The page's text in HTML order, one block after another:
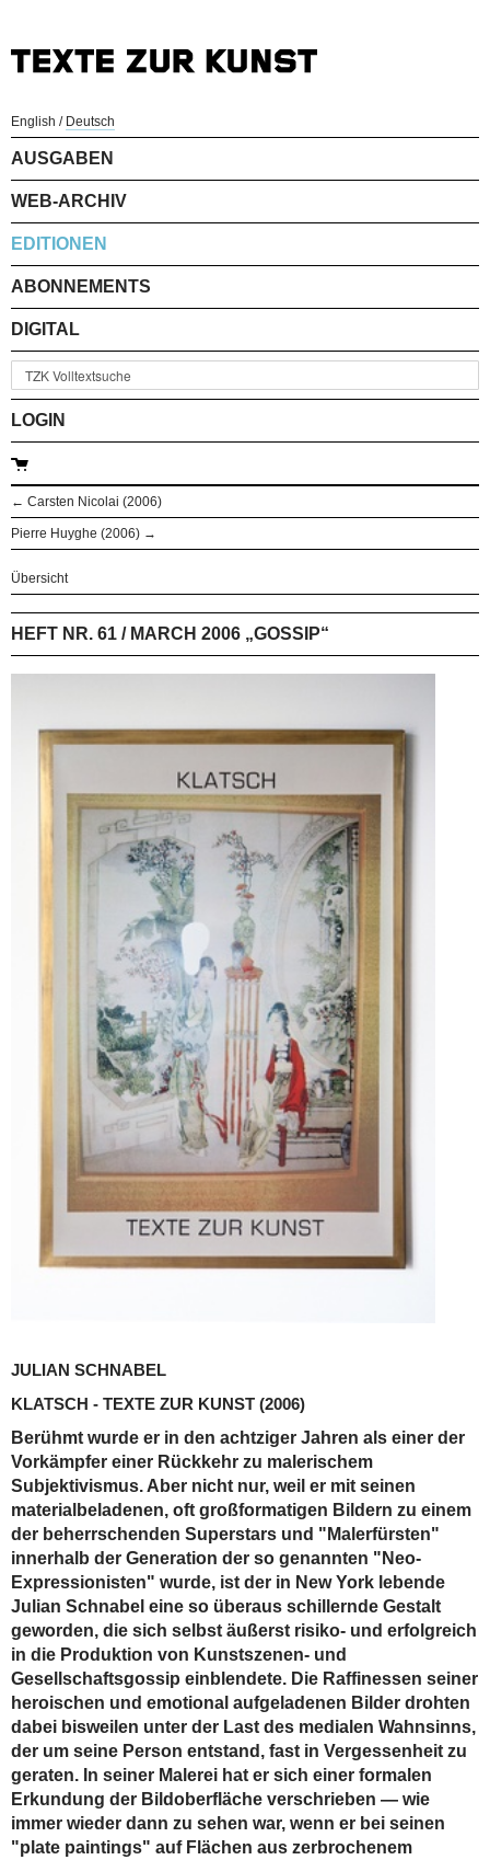
English / Deutsch
AUSGABEN
WEB-ARCHIV
EDITIONEN
ABONNEMENTS
DIGITAL
LOGIN
← Carsten Nicolai (2006)
Pierre Huyghe (2006) →
Übersicht
HEFT NR. 61 / MARCH 2006 „GOSSIP“
JULIAN SCHNABEL
KLATSCH - TEXTE ZUR KUNST (2006)
Berühmt wurde er in den achtziger Jahren als einer der
Vorkämpfer einer Rückkehr zu malerischem
Subjektivismus. Aber nicht nur, weil er mit seinen
materialbeladenen, oft großformatigen Bildern zu einem
der beherrschenden Superstars und "Malerfürsten"
innerhalb der Generation der so genannten "Neo-
Expressionisten" wurde, ist der in New York lebende
Julian Schnabel eine so überaus schillernde Gestalt
geworden, die sich selbst äußerst risiko- und erfolgreich
in die Produktion von Kunstszenen- und
Gesellschaftsgossip einblendete. Die Raffinessen seiner
heroischen und emotional aufgeladenen Bilder drohten
dabei bisweilen unter der Last des medialen Wahnsinns,
der um seine Person entstand, fast in Vergessenheit zu
geraten. In seiner Malerei hat er sich einer formalen
Erkundung der Bildoberfläche verschrieben — wie
immer wieder dann zu sehen war, wenn er bei seinen
"plate paintings" auf Flächen aus zerbrochenem